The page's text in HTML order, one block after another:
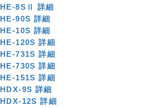
HE-8SⅡ 詳細
HE-90S 詳細
HE-10S 詳細
HE-120S 詳細
HE-731S 詳細
HE-730S 詳細
HE-151S 詳細
HDX-9S 詳細
HDX-12S 詳細